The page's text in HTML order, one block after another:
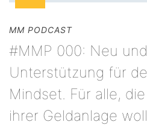
MM PODCAST
#MMP 000: Neu
Unterstützung für
Mindset. Für alle,
ihrer Geldanlage